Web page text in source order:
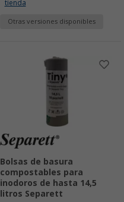
tienda
Otras versiones disponibles
Bolsas de basura
compostables para
inodoros de hasta 14,5
litros Separett